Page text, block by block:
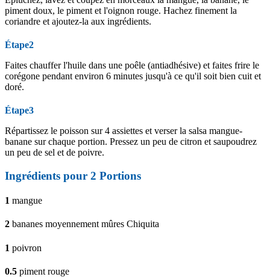
piment doux, le piment et l'oignon rouge. Hachez finement la
coriandre et ajoutez-la aux ingrédients.
Étape2
Faites chauffer l'huile dans une poêle (antiadhésive) et faites frire le
corégone pendant environ 6 minutes jusqu'à ce qu'il soit bien cuit et
doré.
Étape3
Répartissez le poisson sur 4 assiettes et verser la salsa mangue-
banane sur chaque portion. Pressez un peu de citron et saupoudrez
un peu de sel et de poivre.
Ingrédients pour 2 Portions
1 mangue
2 bananes moyennement mûres Chiquita
1 poivron
0.5 piment rouge